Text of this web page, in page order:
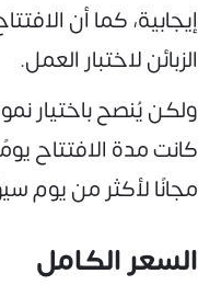
إيجابية، كما أن
الزبائن لاختبار العمل.
ولكن يُنصح باختيار
كانت مدة الافتتاح
مجانًا لأكثر من يوم
السعر الكامل